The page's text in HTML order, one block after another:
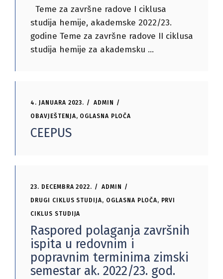
Teme za završne radove I ciklusa
studija hemije, akademske 2022/23.
godine Teme za završne radove II ciklusa
studija hemije za akademsku
4. JANUARA 2023.
ADMIN
OBAVJEŠTENJA, OGLASNA PLOČA
CEEPUS
23. DECEMBRA 2022.
ADMIN
DRUGI CIKLUS STUDIJA, OGLASNA PLOČA, PRVI
CIKLUS STUDIJA
Raspored polaganja završnih
ispita u redovnim i
popravnim terminima zimski
semestar ak. 2022/23. god.